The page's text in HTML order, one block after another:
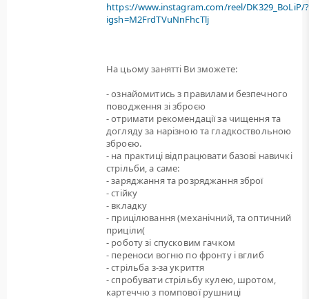
https://www.instagram.com/reel/DK329_BoLiP/?
igsh=M2FrdTVuNnFhcTlj
На цьому занятті Ви зможете:
- ознайомитись з правилами безпечного
поводження зі зброєю
- отримати рекомендації за чищення та
догляду за нарізною та гладкоствольною
зброєю.
- на практиці відпрацювати базові навичкі
стрільби, а саме:
- заряджання та розряджання зброї
- стійку
- вкладку
- прицілювання (механічний, та оптичний
приціли(
- роботу зі спусковим гачком
- переноси вогню по фронту і вглиб
- стрільба з-за укриття
- спробувати стрільбу кулею, шротом,
картеччю з помпової рушниці